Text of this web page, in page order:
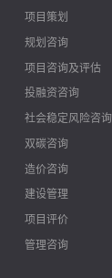
项目策划
规划咨询
项目咨询及评估
投融资咨询
社会稳定风险咨询
双碳咨询
造价咨询
建设管理
项目评价
管理咨询